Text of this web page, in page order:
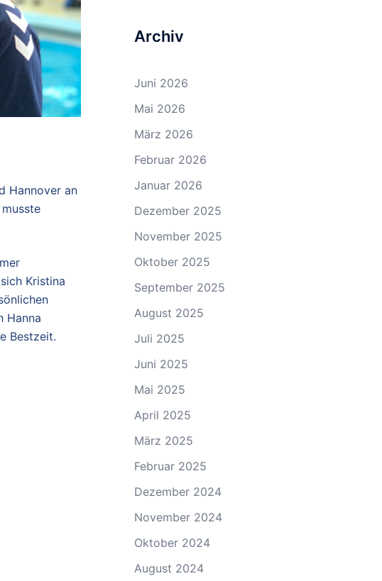
Hannover an
Kristina
Hanna
Bestzeit.
Archiv
Juni 2026
Mai 2026
März 2026
Februar 2026
Januar 2026
Dezember 2025
November 2025
Oktober 2025
September 2025
August 2025
Juli 2025
Juni 2025
Mai 2025
April 2025
März 2025
Februar 2025
Dezember 2024
November 2024
Oktober 2024
August 2024